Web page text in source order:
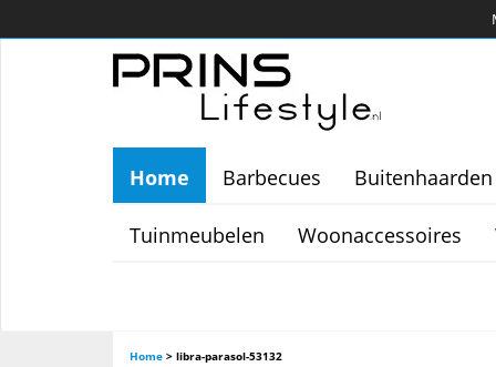
Home Barbecues Buitenhaarden
Tuinmeubelen Woonaccessoires
Home > libra-parasol-53132